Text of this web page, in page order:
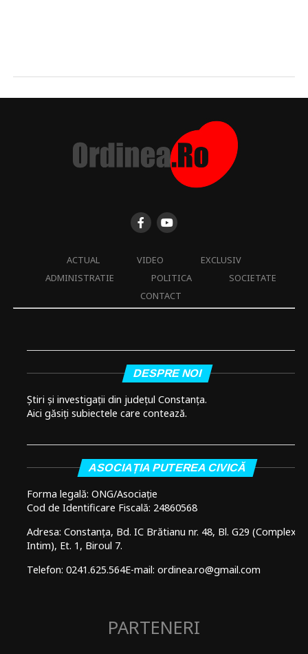
ACTUAL VIDEO
EXCLUSIV
ADMINISTRATIE
POLITICA
SOCIETATE
CONTACT
DESPRE NOI
Știri și investigații din județul Constanța.
Aici găsiți subiectele care contează.
ASOCIAȚIA PUTEREA CIVICĂ
Forma legală: ONG/Asociație
Cod de Identificare Fiscală: 24860568
Adresa: Constanța, Bd. IC Brătianu nr. 48, Bl. G29 (Complex
Intim), Et. 1, Biroul 7.
Telefon: 0241.625.564E-mail: ordinea.ro@gmail.com
PARTENERI